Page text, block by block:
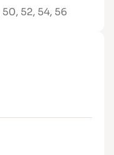
jacquard
22,5 cm
22,5 cm x 62
50, 52, 54, 56